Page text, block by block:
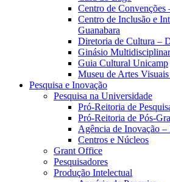
Centro de Convenções
Centro de Inclusão e
Guanabara
Diretoria de Cultura –
Ginásio
Guia Cultural Unicamp
Museu de Artes
Pesquisa e Inovação
Pesquisa na Universidade
Pró-Reitoria de
Pró-Reitoria de Pós-
Agência de Inovação –
Centros e Núcleos
Grant Office
Pesquisadores
Produção Intelectual